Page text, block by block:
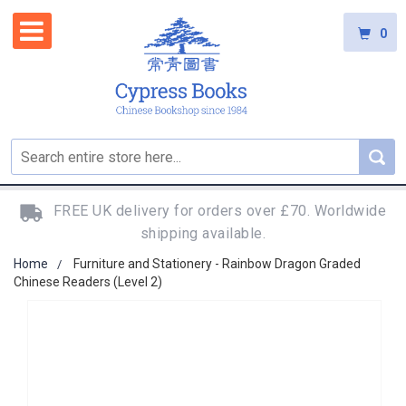
0
FREE UK delivery for orders over £70. Worldwide
shipping available.
Home
Furniture and Stationery - Rainbow Dragon Graded
Chinese Readers (Level 2)